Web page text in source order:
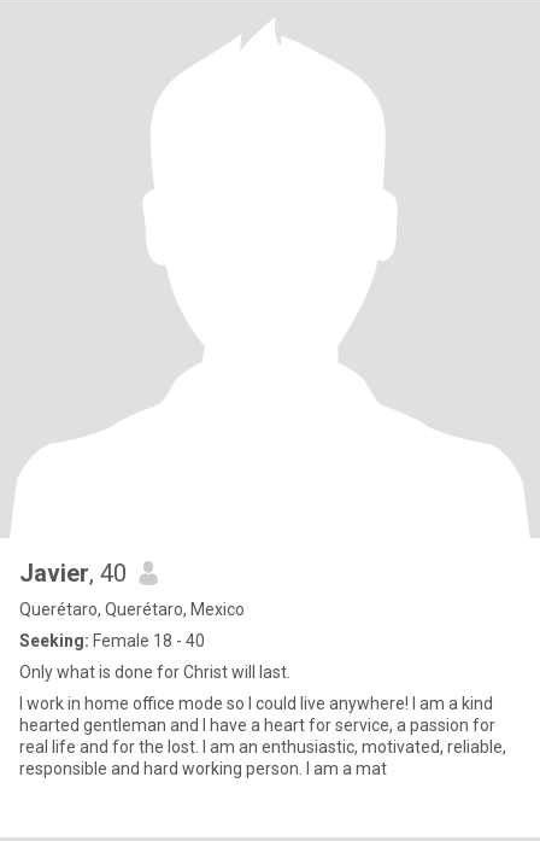
Javier, 40
Querétaro, Querétaro, Mexico
Seeking: Female 18 - 40
Only what is done for Christ will last.
I work in home office mode so I could live anywhere! I am a kind
hearted gentleman and I have a heart for service, a passion for
real life and for the lost. I am an enthusiastic, motivated, reliable,
responsible and hard working person. I am a mat